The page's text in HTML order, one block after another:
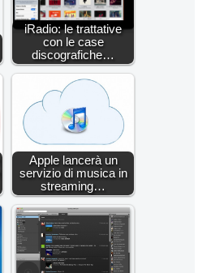
iRadio: le trattative
con le case
discografiche…
Apple lancerà un
servizio di musica in
streaming…